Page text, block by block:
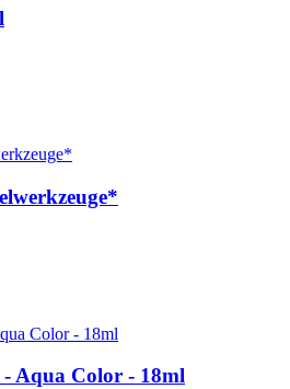
Aqua Color - 18ml